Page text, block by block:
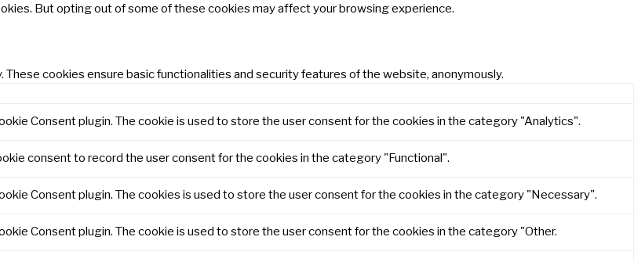
But opting out of some of these cookies may affect your browsing experience.
cookies ensure basic functionalities and security features of the website, anonymously.
Consent plugin. The cookie is used to store the user consent for the cookies in the category "Analytics".
consent to record the user consent for the cookies in the category "Functional".
Consent plugin. The cookies is used to store the user consent for the cookies in the category "Necessary".
Consent plugin. The cookie is used to store the user consent for the cookies in the category "Other.